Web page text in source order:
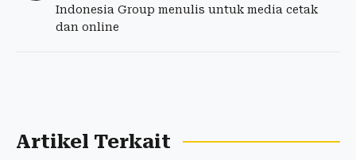
Indonesia Group menulis untuk media cetak
dan online
Artikel Terkait